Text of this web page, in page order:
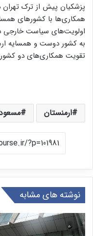
پزشکیان پیش از ترک
همکاری‌ها با کشورهای
اولویت‌های سیاست خارجی
به کشور دوست و همسایه
تقویت همکاری‌های دو
ارمنستان
نوشته های مشابه